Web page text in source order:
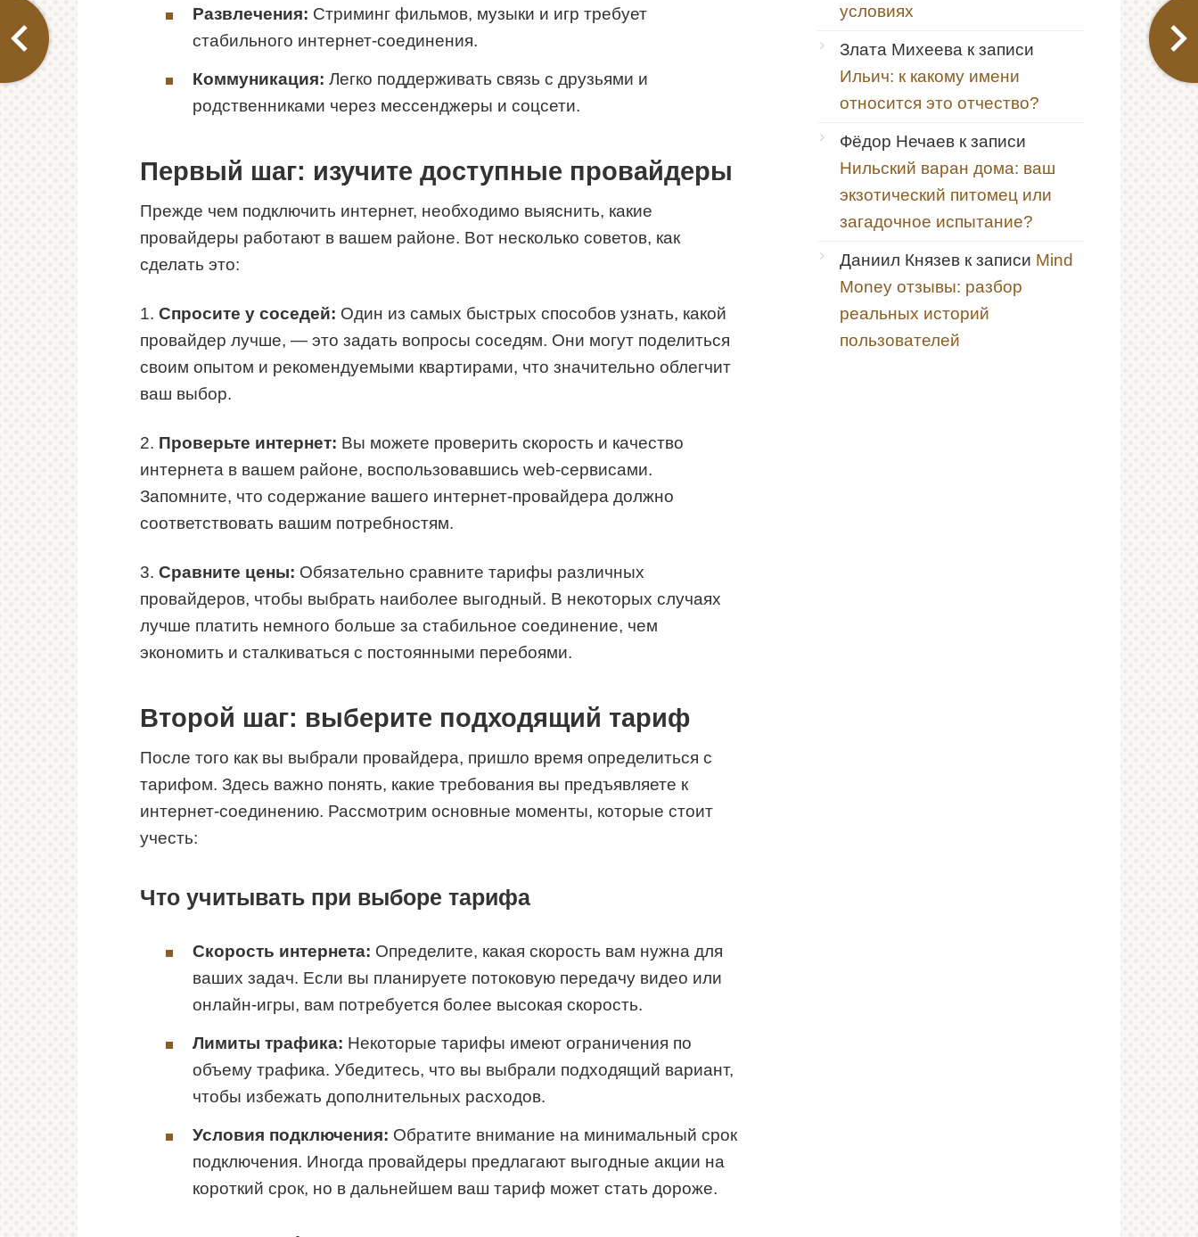
Развлечения: Стриминг фильмов, музыки и игр требует
стабильного интернет-соединения.
Коммуникация: Легко поддерживать связь с друзьями и
родственниками через мессенджеры и соцсети.
Первый шаг: изучите доступные провайдеры
Прежде чем подключить интернет, необходимо выяснить, какие
провайдеры работают в вашем районе. Вот несколько советов, как
сделать это:
1. Спросите у соседей: Один из самых быстрых способов узнать, какой
провайдер лучше, — это задать вопросы соседям. Они могут поделиться
своим опытом и рекомендуемыми квартирами, что значительно облегчит
ваш выбор.
2. Проверьте интернет: Вы можете проверить скорость и качество
интернета в вашем районе, воспользовавшись web-сервисами.
Запомните, что содержание вашего интернет-провайдера должно
соответствовать вашим потребностям.
3. Сравните цены: Обязательно сравните тарифы различных
провайдеров, чтобы выбрать наиболее выгодный. В некоторых случаях
лучше платить немного больше за стабильное соединение, чем
экономить и сталкиваться с постоянными перебоями.
Второй шаг: выберите подходящий тариф
После того как вы выбрали провайдера, пришло время определиться с
тарифом. Здесь важно понять, какие требования вы предъявляете к
интернет-соединению. Рассмотрим основные моменты, которые стоит
учесть:
Что учитывать при выборе тарифа
Скорость интернета: Определите, какая скорость вам нужна для
ваших задач. Если вы планируете потоковую передачу видео или
онлайн-игры, вам потребуется более высокая скорость.
Лимиты трафика: Некоторые тарифы имеют ограничения по
объему трафика. Убедитесь, что вы выбрали подходящий вариант,
чтобы избежать дополнительных расходов.
Условия подключения: Обратите внимание на минимальный срок
подключения. Иногда провайдеры предлагают выгодные акции на
короткий срок, но в дальнейшем ваш тариф может стать дороже.
условиях
Злата Михеева к записи
Ильич: к какому имени
относится это отчество?
Фёдор Нечаев к записи
Нильский варан дома: ваш
экзотический питомец или
загадочное испытание?
Даниил Князев к записи Mind
Money отзывы: разбор
реальных историй
пользователей